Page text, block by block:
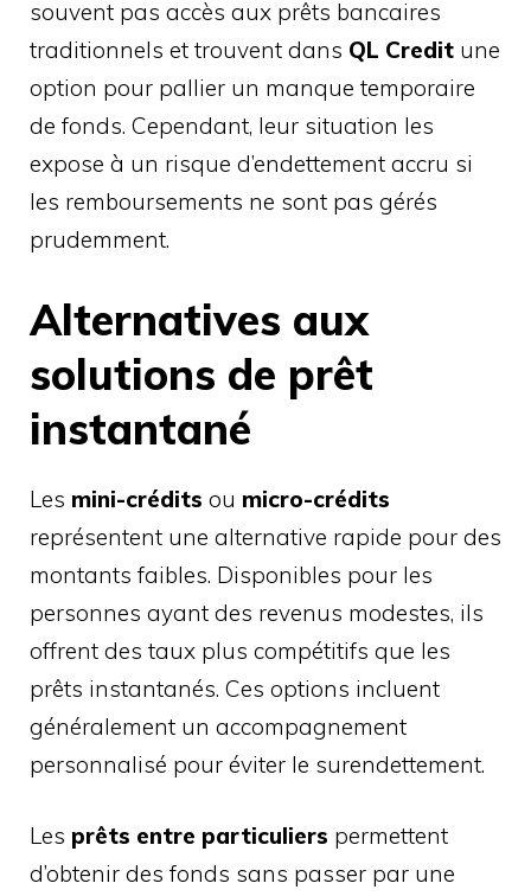
souvent pas accès aux prêts bancaires
traditionnels et trouvent dans QL Credit une
option pour pallier un manque temporaire
de fonds. Cependant, leur situation les
expose à un risque d’endettement accru si
les remboursements ne sont pas gérés
prudemment.
Alternatives aux
solutions de prêt
instantané
Les mini-crédits ou micro-crédits
représentent une alternative rapide pour des
montants faibles. Disponibles pour les
personnes ayant des revenus modestes, ils
offrent des taux plus compétitifs que les
prêts instantanés. Ces options incluent
généralement un accompagnement
personnalisé pour éviter le surendettement.
Les prêts entre particuliers permettent
d’obtenir des fonds sans passer par une